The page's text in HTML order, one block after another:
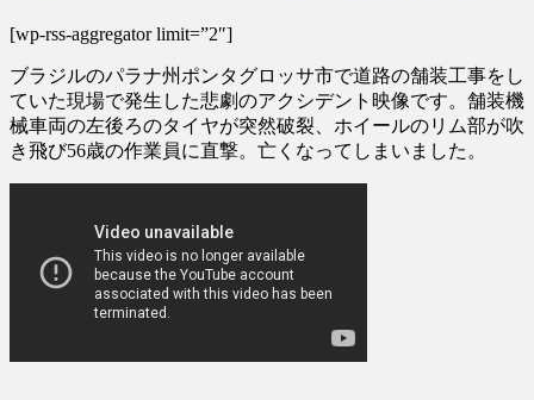
年…「平和の価値をより堅固に...
(8/5)
米中のAI開発競争「中国が優位に
立っている」…米新興企業
CE...
NEW! (8/9)
【悲報】ワンピース原作者・尾田
栄一郎さん、他の人と同じ「漫
画... NEW! (8/9)
達也が浅倉南に告白したシーン
を... NEW! (8/9)
5chの北斗の拳強さランキング、完
成度が高いと話題にｗｗｗｗ
金正恩「経済制裁、正直キツいで
ったら野生の炊飯器で草 ほか
(8/6)
【Xの車窓から】整備士が2度見す
る現場猫案件 ほか (7/31)
ハードオフに売っていた4万4000円
海外「この少年にとって忘れられ
ない経験になったな」危険な手
術... (5/20)
上に物を投げるフリをする → ...
(5/20)
[wp-rss-aggregator limit=”2″]
ブラジルのパラナ州ポンタグロッサ市で道路の舗装工事をし
ていた現場で発生した悲劇のアクシデント映像です。舗装機
械車両の左後ろのタイヤが突然破裂、ホイールのリム部が吹
き飛び56歳の作業員に直撃。亡くなってしまいました。